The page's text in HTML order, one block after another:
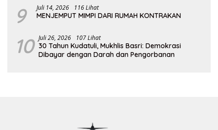
9 Juli 14, 2026 116 Lihat
MENJEMPUT MIMPI DARI RUMAH KONTRAKAN
10 Juli 26, 2026 107 Lihat
30 Tahun Kudatuli, Mukhlis Basri: Demokrasi
Dibayar dengan Darah dan Pengorbanan